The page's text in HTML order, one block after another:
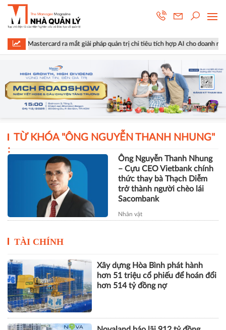
và Mastercard ra mắt giải pháp quản trị chi tiêu tích hợp AI cho doanh nghiệp
TỪ KHÓA " ÔNG NGUYỄN THANH NHUNG"
:
Ông Nguyễn Thanh Nhung
– Cựu CEO Vietbank chính
thức thay bà Thạch Diễm
Sacombank
TÀI CHÍNH
Xây dựng Hòa Bình phát hành
hơn 514 tỷ đồng nợ
Novaland báo lãi 912 tỷ đồng,
khoản thu tài chính hơn 1.700 tỷ
đồng trở thành điểm tựa lợi
THACO của ông Trần Bá Dương